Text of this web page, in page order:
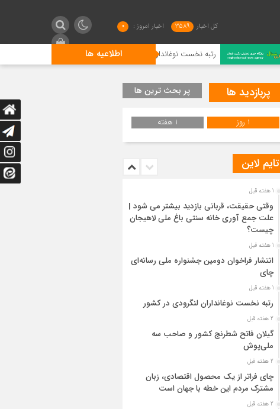
کل اخبار 3589 اخبار امروز : 0
اطلاعیه ها رتبه نخست نوغانداران لنگرودی در کشور
پربازدید ها پر بحث ترین ها
1 روز 1 هفته
تایم لاین
1 هفته قبل
وقتی حقیقت، قربانی بازدید بیشتر می شود |
علت جمع آوری خانه سنتی باغ ملی لاهیجان
چیست؟
1 هفته قبل
انتشار فراخوان دومین جشنواره ملی رسانه‌ای
چای
1 هفته قبل
رتبه نخست نوغانداران لنگرودی در کشور
2 هفته قبل
گیلان فاتح شطرنج کشور و صاحب سه
ملی‌پوش
2 هفته قبل
چای فراتر از یک محصول اقتصادی، زبان
مشترک مردم این خطه با جهان است
2 هفته قبل